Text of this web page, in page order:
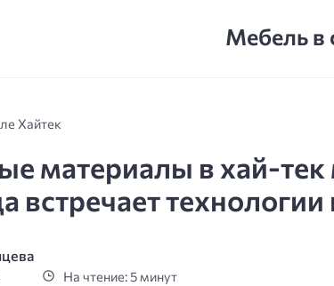
Мебель в
Хайтек
материалы в хай-
встречает технологии
На чтение: 5 минут